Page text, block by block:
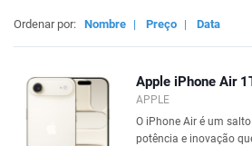
Ordenar por: Nombre | Preço | Data
Apple iPhone Air
APPLE
O iPhone Air é um
potência e inovação